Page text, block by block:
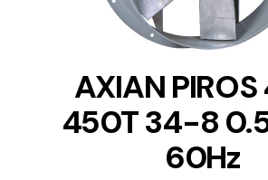
AXIAN
450T 34-8
60Hz